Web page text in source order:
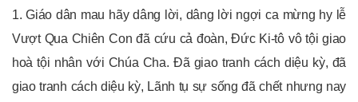
1. Giáo dân mau hãy dâng lời, dâng lời ngợi ca mừng hy lễ
Vượt Qua Chiên Con đã cứu cả đoàn, Đức Ki-tô vô tội giao
hoà tội nhân với Chúa Cha. Đã giao tranh cách diệu kỳ, đã
giao tranh cách diệu kỳ, Lãnh tụ sự sống đã chết nhưng nay